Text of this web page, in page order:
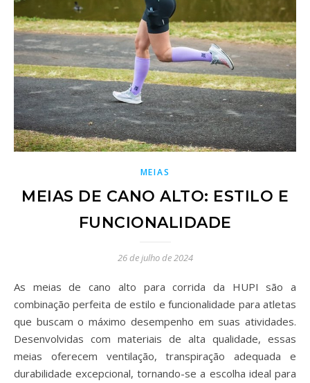
MEIAS
MEIAS DE CANO ALTO: ESTILO E
FUNCIONALIDADE
26 de julho de 2024
As meias de cano alto para corrida da HUPI são a
combinação perfeita de estilo e funcionalidade para atletas
que buscam o máximo desempenho em suas atividades.
Desenvolvidas com materiais de alta qualidade, essas
meias oferecem ventilação, transpiração adequada e
durabilidade excepcional, tornando-se a escolha ideal para